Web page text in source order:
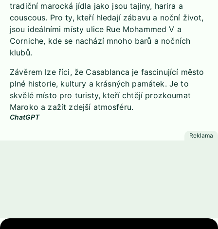
tradiční marocká jídla jako jsou tajiny, harira a
couscous. Pro ty, kteří hledají zábavu a noční život,
jsou ideálními místy ulice Rue Mohammed V a
Corniche, kde se nachází mnoho barů a nočních
klubů.
Závěrem lze říci, že Casablanca je fascinující město
plné historie, kultury a krásných památek. Je to
skvělé místo pro turisty, kteří chtějí prozkoumat
Maroko a zažít zdejší atmosféru.
ChatGPT